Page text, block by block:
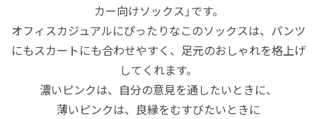
カー向けソックス」です。
オフィスカジュアルにぴったりなこのソックスは、パンツ
にもスカートにも合わせやすく、足元のおしゃれを格上げ
してくれます。
濃いピンクは、自分の意見を通したいときに、
薄いピンクは、良縁をむすびたいときに